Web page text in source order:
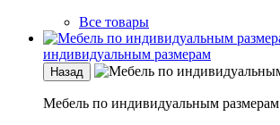
Все товары
индивидуальным размерам
Назад
Мебель по индивидуальным размерам